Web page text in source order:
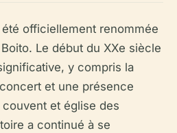
été officiellement renommée
Le début du XXe siècle
y compris la
et une présence
et église des
a continué à se